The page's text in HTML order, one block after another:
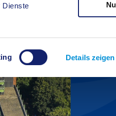
Dienste
Details zeigen